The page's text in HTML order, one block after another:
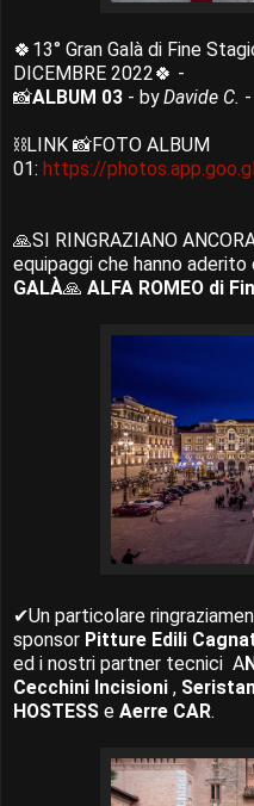
🍀13° Gran Galà di Fine
DICEMBRE 2022🍀 -
📸ALBUM 03 - byDavide C. -
⛓️LINK 📸FOTO ALBUM
01: https://
🙏SI RINGRAZIANO
equipaggi che hanno aderito
GALÀ🙏 ALFA ROMEO di
✔Un particolare
sponsor Pitture Edili
ed i nostri partner tecnici A
Cecchini Incisioni ,
HOSTESS e Aerre CAR.